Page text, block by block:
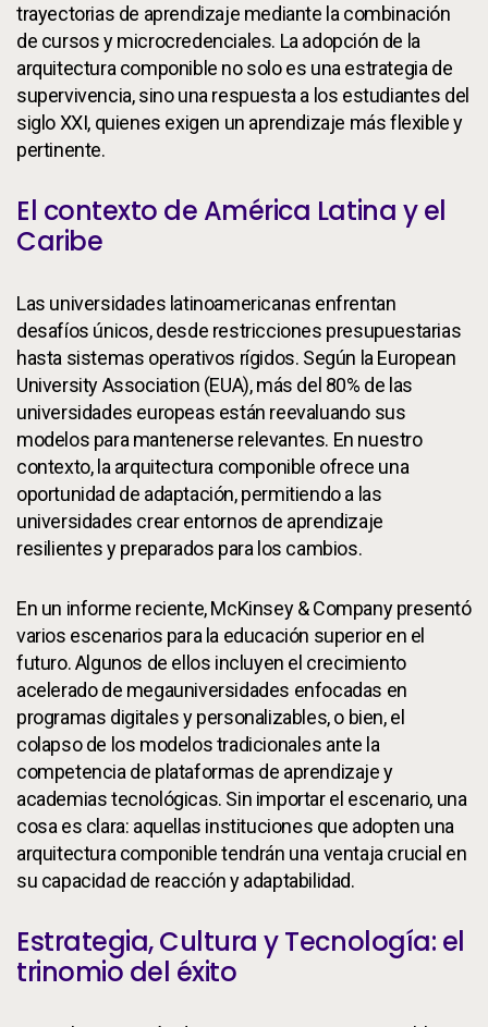
trayectorias de aprendizaje mediante la combinación
de cursos y microcredenciales. La adopción de la
arquitectura componible no solo es una estrategia de
supervivencia, sino una respuesta a los estudiantes del
siglo XXI, quienes exigen un aprendizaje más flexible y
pertinente.
El contexto de América Latina y el
Caribe
Las universidades latinoamericanas enfrentan
desafíos únicos, desde restricciones presupuestarias
hasta sistemas operativos rígidos. Según la European
University Association (EUA), más del 80% de las
universidades europeas están reevaluando sus
modelos para mantenerse relevantes. En nuestro
contexto, la arquitectura componible ofrece una
oportunidad de adaptación, permitiendo a las
universidades crear entornos de aprendizaje
resilientes y preparados para los cambios.
En un informe reciente, McKinsey & Company presentó
varios escenarios para la educación superior en el
futuro. Algunos de ellos incluyen el crecimiento
acelerado de megauniversidades enfocadas en
programas digitales y personalizables, o bien, el
colapso de los modelos tradicionales ante la
competencia de plataformas de aprendizaje y
academias tecnológicas. Sin importar el escenario, una
cosa es clara: aquellas instituciones que adopten una
arquitectura componible tendrán una ventaja crucial en
su capacidad de reacción y adaptabilidad.
Estrategia, Cultura y Tecnología: el
trinomio del éxito